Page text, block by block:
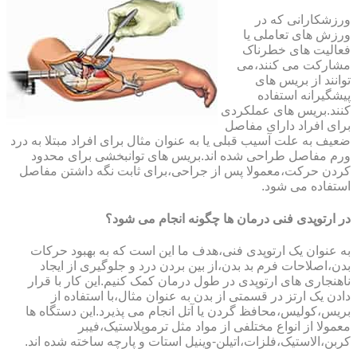
ورزشکارانی که در
ورزش های تعاملی یا
فعالیت های خطرناک
مشارکت می کنند،می
توانند از بریس های
پیشگیرانه استفاده
کنند.بریس های عملکردی
برای افراد دارای مفاصل
ضعیف به علت آسیب قبلی یا به عنوان مثال برای افراد مبتلا به درد
ورم مفاصل طراحی شده اند.بریس های توانبخشی برای محدود
کردن حرکت،معمولا پس از جراحی،برای ثابت نگه داشتن مفاصل
استفاده می شود.
در ارتوپدی فنی درمان ها چگونه انجام می شود؟
به عنوان یک ارتوپدی فنی،هدف ما این است که به بهبود حرکات
بدن،اصلاحات فرم بد بدن،از بین بردن درد و جلوگیری از ایجاد
ناهنجاری های ارتوپدی در طول درمان کمک کنیم.این کار با قرار
دادن یک ارتز در قسمتی از بدن به عنوان مثال،با استفاده از
بریس،کولیس،محافظ گردن یا آتل انجام می پذیرد.این دستگاه ها
معمولا از انواع مختلفی از مواد مثل ترموپلاستیک،فیبر
کربن،الاستیک،فلزات،اتیلن-وینیل استات و پارچه ساخته شده اند.